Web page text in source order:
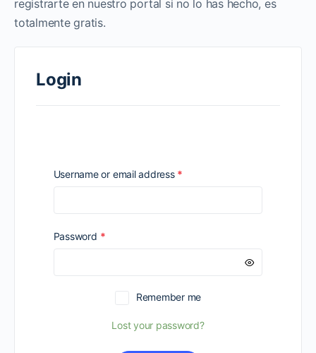
registrarte en nuestro portal si no lo has hecho, es
totalmente gratis.
Login
Username or email address *
Password *Required
Remember me
Lost your password?